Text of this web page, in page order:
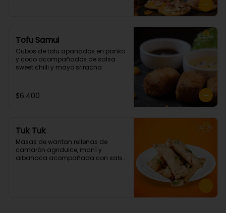
Tofu Samui
Cubos de tofu apanados en panko
y coco acompañados de salsa
sweet chilli y mayo sriracha
$6.400
Tuk Tuk
Masas de wantan rellenas de
camarón agridulce, maní y
albahaca acompañada con salsa